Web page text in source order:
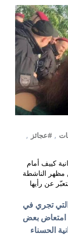
, #عجائز ,
كييف أمام
مظهر الناشطة
عن رأيها
تجري في
امتعاض بعض
الحسناء